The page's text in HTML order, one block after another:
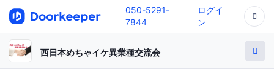
050-5291-
7844
ログイ
ン
西日本めちゃイケ異業種交流会